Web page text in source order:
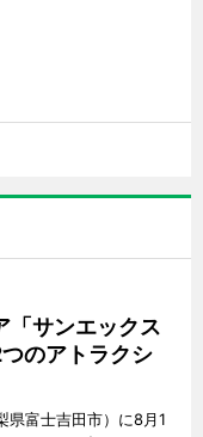
「サンエックス
のアトラクシ
県富士吉田市）に8月1